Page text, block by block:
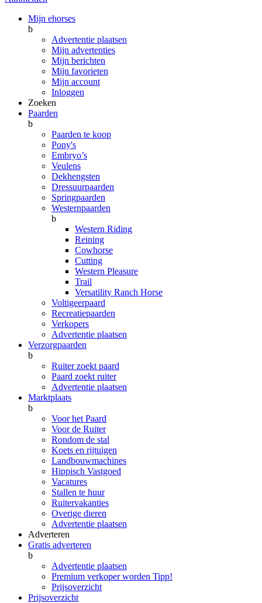
Mijn ehorses
b
Advertentie plaatsen
Mijn advertenties
Mijn berichten
Mijn favorieten
Mijn account
Inloggen
Zoeken
Paarden
b
Paarden te koop
Pony's
Embryo’s
Veulens
Dekhengsten
Dressuurpaarden
Springpaarden
Westernpaarden
b
Western Riding
Reining
Cowhorse
Cutting
Western Pleasure
Trail
Versatility Ranch Horse
Voltigeerpaard
Recreatiepaarden
Verkopers
Advertentie plaatsen
Verzorgpaarden
b
Ruiter zoekt paard
Paard zoekt ruiter
Advertentie plaatsen
Marktplaats
b
Voor het Paard
Voor de Ruiter
Rondom de stal
Koets en rijtuigen
Landbouwmachines
Hippisch Vastgoed
Vacatures
Stallen te huur
Ruitervakanties
Overige dieren
Advertentie plaatsen
Adverteren
Gratis adverteren
b
Advertentie plaatsen
Premium verkoper worden Tipp!
Prijsoverzicht
Prijsoverzicht